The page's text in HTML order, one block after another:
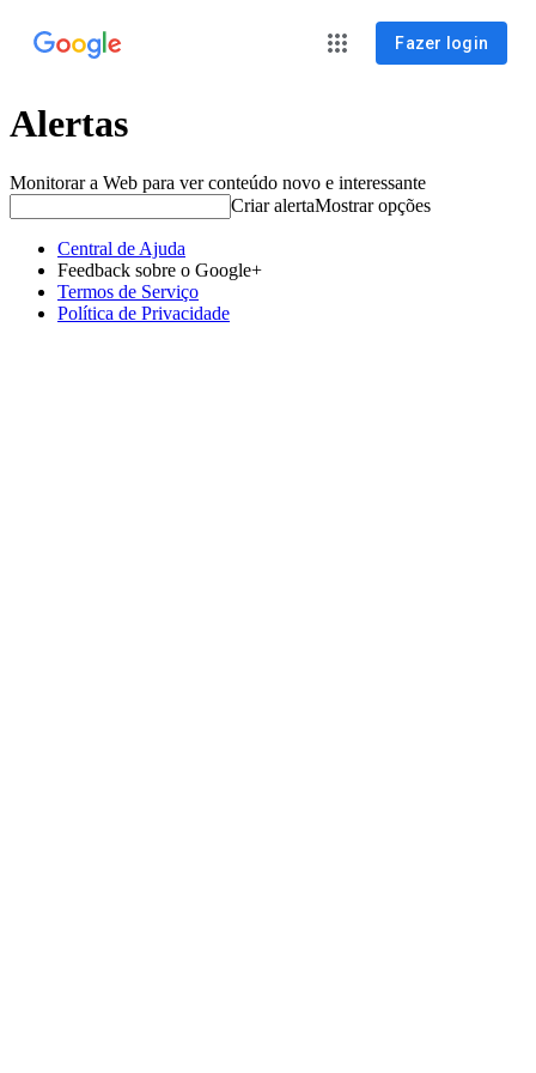
Fazer login
Alertas
Monitorar a Web para ver conteúdo novo e interessante
Criar alertaMostrar opções
Central de Ajuda
Feedback sobre o Google+
Termos de Serviço
Política de Privacidade